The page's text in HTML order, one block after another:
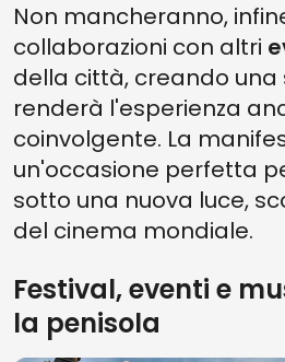
Non mancheranno,
collaborazioni con altri
della città, creando una
renderà l'esperienza
coinvolgente. La
un'occasione perfetta
sotto una nuova luce,
del cinema mondiale.
Festival, eventi e
la penisola